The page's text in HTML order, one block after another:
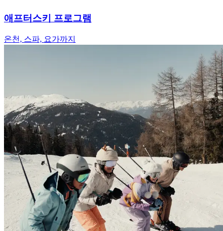
애프터스키 프로그램
온천, 스파, 요가까지